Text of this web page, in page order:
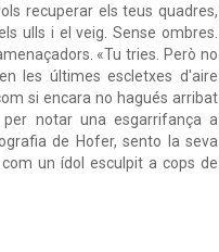
recuperar els teus quadres,
ulls i el veig. Sense ombres.
«Tu tries. Però no
les últimes escletxes d'aire
si encara no hagués arribat
notar una esgarrifança a
de Hofer, sento la seva
un ídol esculpit a cops de